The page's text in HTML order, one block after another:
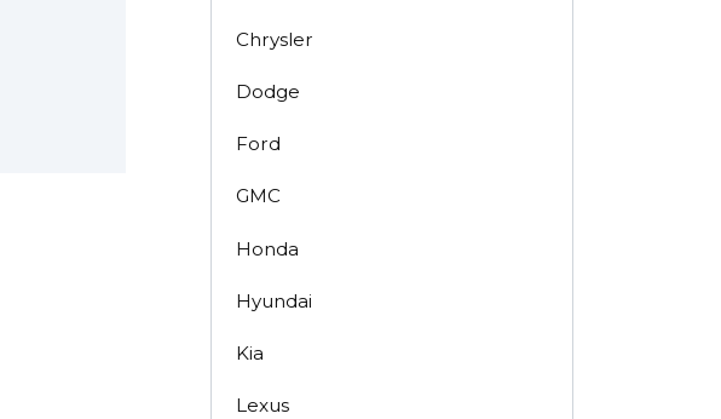
Chrysler
Dodge
Ford
GMC
Honda
Hyundai
Kia
Lexus